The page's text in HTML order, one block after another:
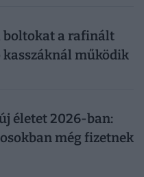
boltokat a rafinált
működik
életet 2026-ban:
még fizetnek